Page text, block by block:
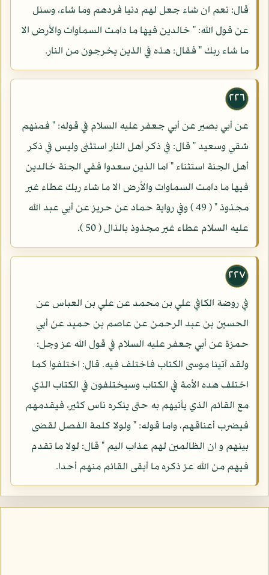
قال: نعم ان شاء جعل لهم دنيا فردهم وما شاء، وسئل
عن قول الله: " خالدين فيها ما دامت السماوات والأرض الا
ما شاء ربك " فقال: هذه في الذين يخرجون من النار.
٢٢٦
عن أبي بصير عن أبي جعفر عليه السلام في قوله: " فمنهم
شقي وسعيد " قال: في ذكر أهل النار استثنى وليس في ذكر
أهل الجنة استثناء " اما الذين سعدوا ففي الجنة خالدين
فيها ما دامت السماوات والأرض الا ما شاء ربك عطاء غير
مجذوذ " ( 49 ) وفي رواية حماد عن حريز عن أبي عبد الله
عليه السلام عطاء غير مجذوذ بالذال ( 50 ).
٢٢٧
في روضة الكافي علي بن محمد عن علي بن العباس عن
الحسين بن عبد الرحمن عن عاصم بن حميد عن أبي
حمزة عن أبي جعفر عليه السلام في قول الله عز وجل:
ولقد آتينا موسى الكتاب فاختلف فيه. قال: اختلفوا كما
اختلف هده الأمة في الكتاب وسيختلفون في الكتاب الذي
مع القائم الذي يأتيهم به حتى ينكره ناس كثير، فيقدمهم
فيضرب أعناقهم، واما قوله: " ولولا كلمة الفصل لقضى
بينهم و ان الظالمين لهم عذاب اليم " قال: لولا ما تقدم
فيهم من الله عز ذكره ما أبقى القائم منهم أحدا.